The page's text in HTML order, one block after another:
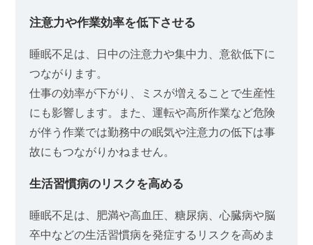
注意力や作業効率を低下させる
睡眠不足は、日中の注意力や集中力、意欲低下に
つながります。
仕事の効率が下がり、ミスが増えることで生産性
にも影響します。また、運転や高所作業など危険
が伴う作業では勤務中の眠気や注意力の低下は事
故にもつながりかねません。
生活習慣病のリスクを高める
睡眠不足は、肥満や高血圧、糖尿病、心臓病や脳
卒中などの生活習慣病を発症するリスクを高めま